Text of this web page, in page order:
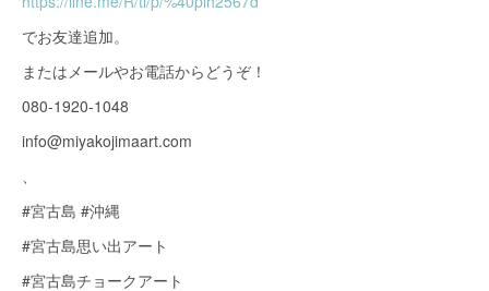
でお友達追加。
またはメールやお電話からどうぞ！
080-1920-1048
info@miyakojimaart.com
、
#宮古島 #沖縄
#宮古島思い出アート
#宮古島チョークアート